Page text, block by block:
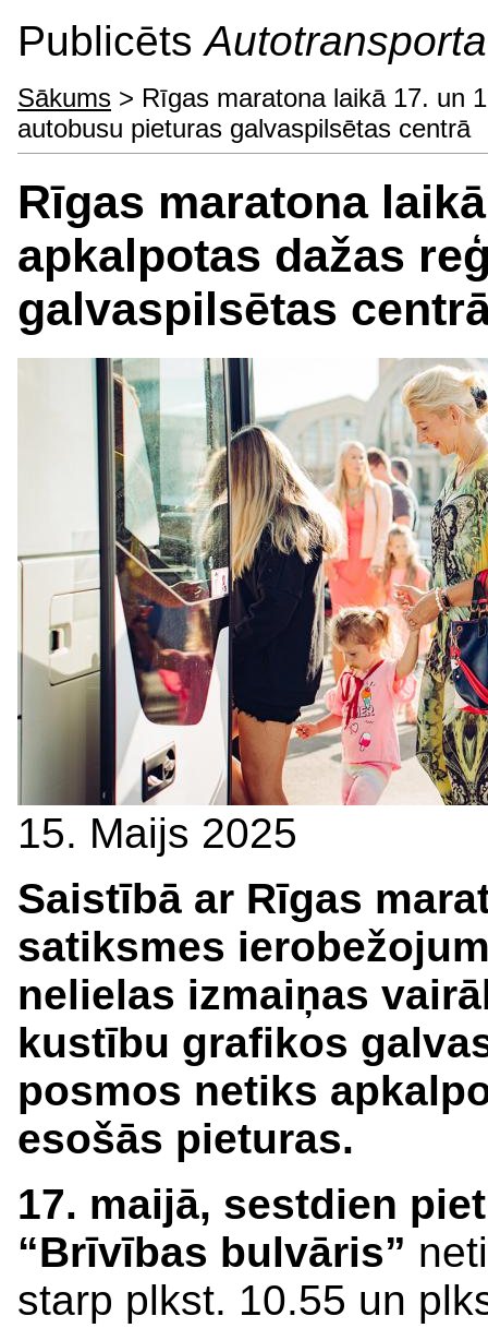
Publicēts
Sākums > Rīgas maratona laikā 17. un
autobusu pieturas galvaspilsētas centrā
Rīgas maratona
apkalpotas dažas
galvaspilsētas
15. Maijs 2025
Saistībā ar Rīgas
satiksmes
nelielas izmaiņas
kustību grafikos
posmos netiks
esošās pieturas.
17. maijā, sestdien
“Brīvības bulvāris”
starp plkst. 10.55 un